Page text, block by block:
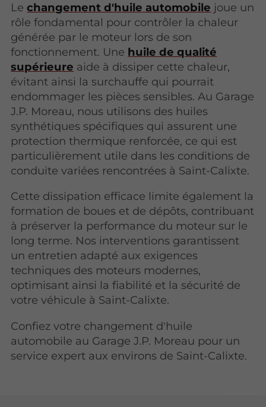
Lechangement d'huile automobile joue un
rôle fondamental pour contrôler la chaleur
générée par le moteur lors de son
fonctionnement. Une huile de qualité
supérieure aide à dissiper cette chaleur,
évitant ainsi la surchauffe qui pourrait
endommager les pièces sensibles. Au Garage
J.P. Moreau, nous utilisons des huiles
synthétiques spécifiques qui assurent une
protection thermique renforcée, ce qui est
particulièrement utile dans les conditions de
conduite variées rencontrées à Saint-Calixte.
Cette dissipation efficace limite également la
formation de boues et de dépôts, contribuant
à préserver la performance du moteur sur le
long terme. Nos interventions garantissent
un entretien adapté aux exigences
techniques des moteurs modernes,
optimisant ainsi la fiabilité et la sécurité de
votre véhicule à Saint-Calixte.
Confiez votre changement d'huile
automobile au Garage J.P. Moreau pour un
service expert aux environs de Saint-Calixte.